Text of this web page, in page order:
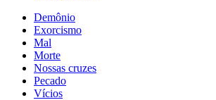
Demônio
Exorcismo
Mal
Morte
Nossas cruzes
Pecado
Vícios